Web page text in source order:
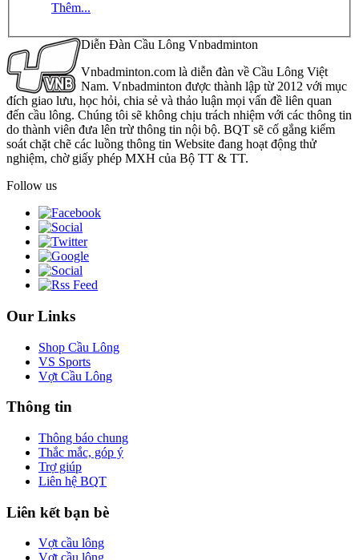
Thêm...
Diễn Đàn Cầu Lông Vnbadminton
Vnbadminton.com là diễn đàn về Cầu Lông Việt
Nam. Vnbadminton được thành lập từ 2012 với mục
đích giao lưu, học hỏi, chia sẻ và thảo luận mọi vấn đề liên quan
đến cầu lông. Chúng tôi sẽ không chịu trách nhiệm với các thông tin
do thành viên đưa lên trừ thông tin nội bộ. BQT sẽ cố gắng kiểm
soát chặt chẽ các luồng thông tin Website đang hoạt động thử
nghiệm, chờ giấy phép MXH của Bộ TT & TT.
Follow us
Our Links
Shop Cầu Lông
VS Sports
Vợt Cầu Lông
Thông tin
Thông báo chung
Thắc mắc, góp ý
Trợ giúp
Liên hệ BQT
Liên kết bạn bè
Vợt cầu lông